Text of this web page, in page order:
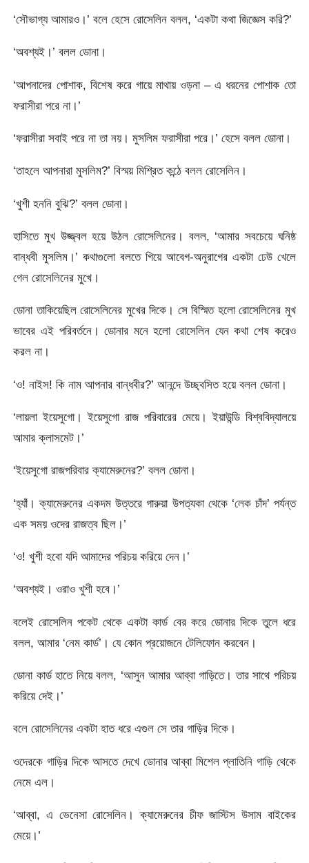
‘সৌভাগ্য আমারও।’ বলে হেসে রোসেলিন বলল, ‘একটা কথা জিজ্ঞেস করি?’
‘অবশ্যই।’ বলল ডোনা।
‘আপনাদের পোশাক, বিশেষ করে গায়ে মাথায় ওড়না – এ ধরনের পোশাক তো
ফরাসীরা পরে না।’
‘ফরাসীরা সবাই পরে না তা নয়। মুসলিম ফরাসীরা পরে।’ হেসে বলল ডোনা।
‘তাহলে আপনারা মুসলিম?’ বিস্ময় মিশ্রিত কন্ঠে বলল রোসেলিন।
‘খুশী হননি বুঝি?’ বলল ডোনা।
হাসিতে মুখ উজ্জ্বল হয়ে উঠল রোসেলিনের। বলল, ‘আমার সবচেয়ে ঘনিষ্ঠ
বান্ধবী মুসলিম।’ কথাগুলো বলতে গিয়ে আবেগ-অনুরাগের একটা ঢেউ খেলে
গেল রোসেলিনের মুখে।
ডোনা তাকিয়েছিল রোসেলিনের মুখের দিকে। সে বিস্মিত হলো রোসেলিনের মুখ
ভাবের এই পরিবর্তনে। ডোনার মনে হলো রোসেলিন যেন কথা শেষ করেও
করল না।
‘ও! নাইস! কি নাম আপনার বান্ধবীর?’ আনন্দে উচ্ছ্বসিত হয়ে বলল ডোনা।
‘লায়লা ইয়েসুগো। ইয়েসুগো রাজ পরিবারের মেয়ে। ইয়াউন্ডি বিশ্ববিদ্যালয়ে
আমার ক্লাসমেট।’
‘ইয়েসুগো রাজপরিবার ক্যামেরুনের?’ বলল ডোনা।
‘হ্যাঁ। ক্যামেরুনের একদম উত্তরে গারুয়া উপত্যকা থেকে ‘লেক চাঁদ’ পর্যন্ত
এক সময় ওদের রাজত্ব ছিল।’
‘ও! খুশী হবো যদি আমাদের পরিচয় করিয়ে দেন।’
‘অবশ্যই। ওরাও খুশী হবে।’
বলেই রোসেলিন পকেট থেকে একটা কার্ড বের করে ডোনার দিকে তুলে ধরে
বলল, আমার ‘নেম কার্ড’। যে কোন প্রয়োজনে টেলিফোন করবেন।
ডোনা কার্ড হাতে নিয়ে বলল, ‘আসুন আমার আব্বা গাড়িতে। তার সাথে পরিচয়
করিয়ে দেই।’
বলে রোসেলিনের একটা হাত ধরে এগুল সে তার গাড়ির দিকে।
ওদেরকে গাড়ির দিকে আসতে দেখে ডোনার আব্বা মিশেল প্লাতিনি গাড়ি থেকে
নেমে এল।
‘আব্বা, এ ভেনেসা রোসেলিন। ক্যামেরুনের চীফ জাস্টিস উসাম বাইকের
মেয়ে।’